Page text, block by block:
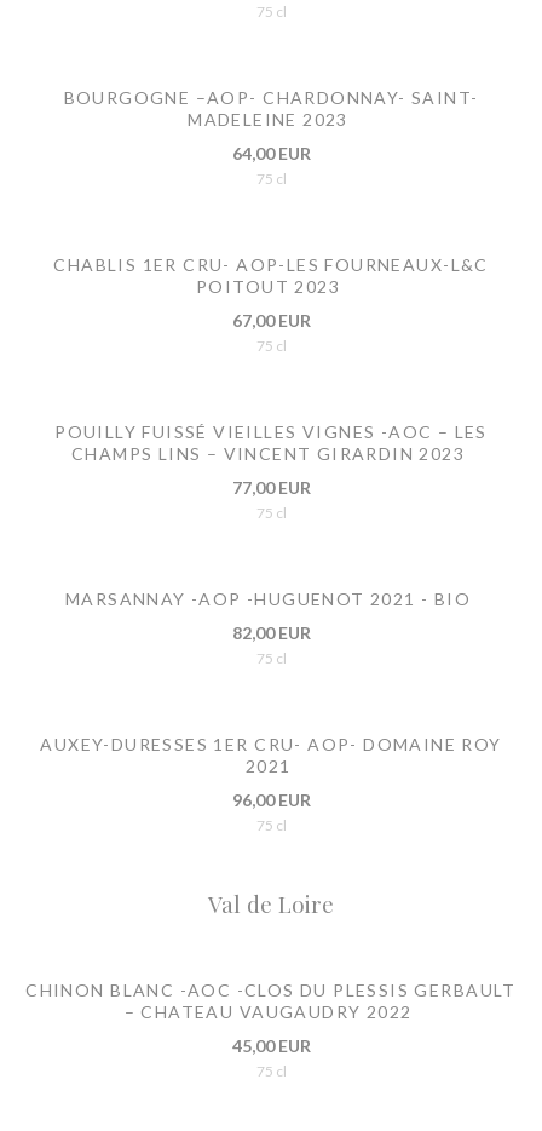
75 cl
BOURGOGNE –AOP- CHARDONNAY- SAINT-
MADELEINE 2023
64,00 EUR
75 cl
CHABLIS 1ER CRU- AOP-LES FOURNEAUX-L&C
POITOUT 2023
67,00 EUR
75 cl
POUILLY FUISSÉ VIEILLES VIGNES -AOC – LES
CHAMPS LINS – VINCENT GIRARDIN 2023
77,00 EUR
75 cl
MARSANNAY -AOP -HUGUENOT 2021 - BIO
82,00 EUR
75 cl
AUXEY-DURESSES 1ER CRU- AOP- DOMAINE ROY
2021
96,00 EUR
75 cl
Val de Loire
CHINON BLANC -AOC -CLOS DU PLESSIS GERBAULT
– CHATEAU VAUGAUDRY 2022
45,00 EUR
75 cl